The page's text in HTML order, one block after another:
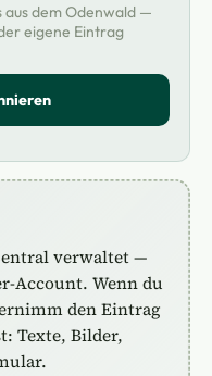
verwaltet —
Account. Wenn du
den Eintrag
Texte, Bilder,
aus dem Odenwald —
eigene Eintrag